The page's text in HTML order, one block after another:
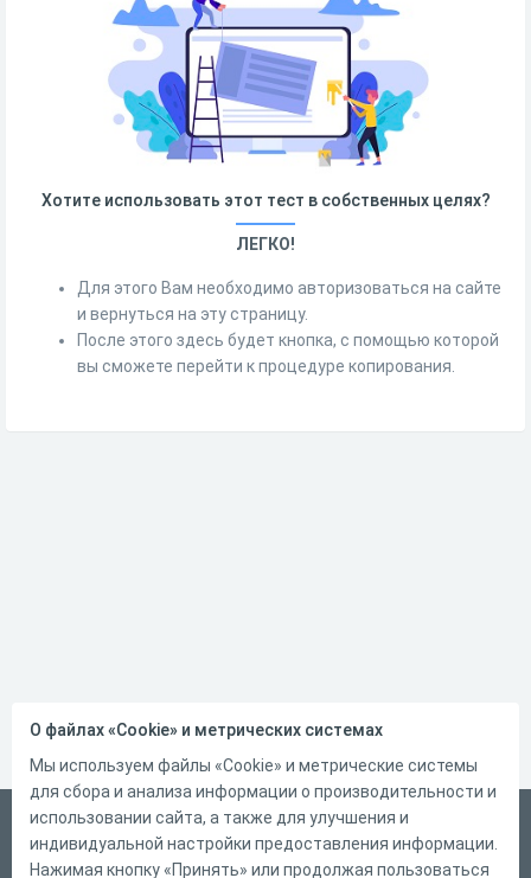
Хотите использовать этот тест в собственных целях?
ЛЕГКО!
Для этого Вам необходимо авторизоваться на сайте
и вернуться на эту страницу.
После этого здесь будет кнопка, с помощью которой
вы сможете перейти к процедуре копирования.
Русский
Справка
О файлах «Cookie» и метрических системах
Мы используем файлы «Cookie» и метрические системы
для сбора и анализа информации о производительности и
использовании сайта, а также для улучшения и
индивидуальной настройки предоставления информации.
Нажимая кнопку «Принять» или продолжая пользоваться